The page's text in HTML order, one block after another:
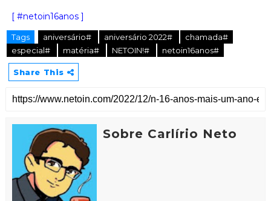
[ #netoin16anos ]
Tags aniversário# aniversário 2022#
chamada#
especial#
matéria# NETOIN!# netoin16anos#
Share This
Sobre Carlírio Neto